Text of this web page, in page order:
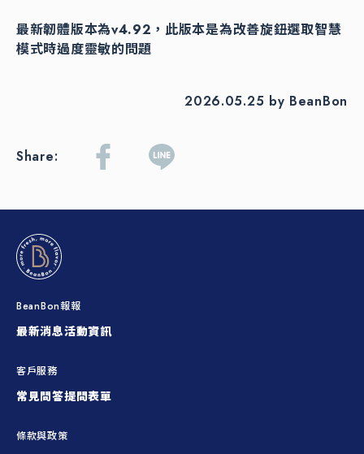
最新韌體版本為v4.92，此版本是為改善旋鈕選取智慧
模式時過度靈敏的問題
2026.05.25 by BeanBon
Share:
BeanBon報報
最新消息活動資訊
客戶服務
常見問答提問表單
條款與政策